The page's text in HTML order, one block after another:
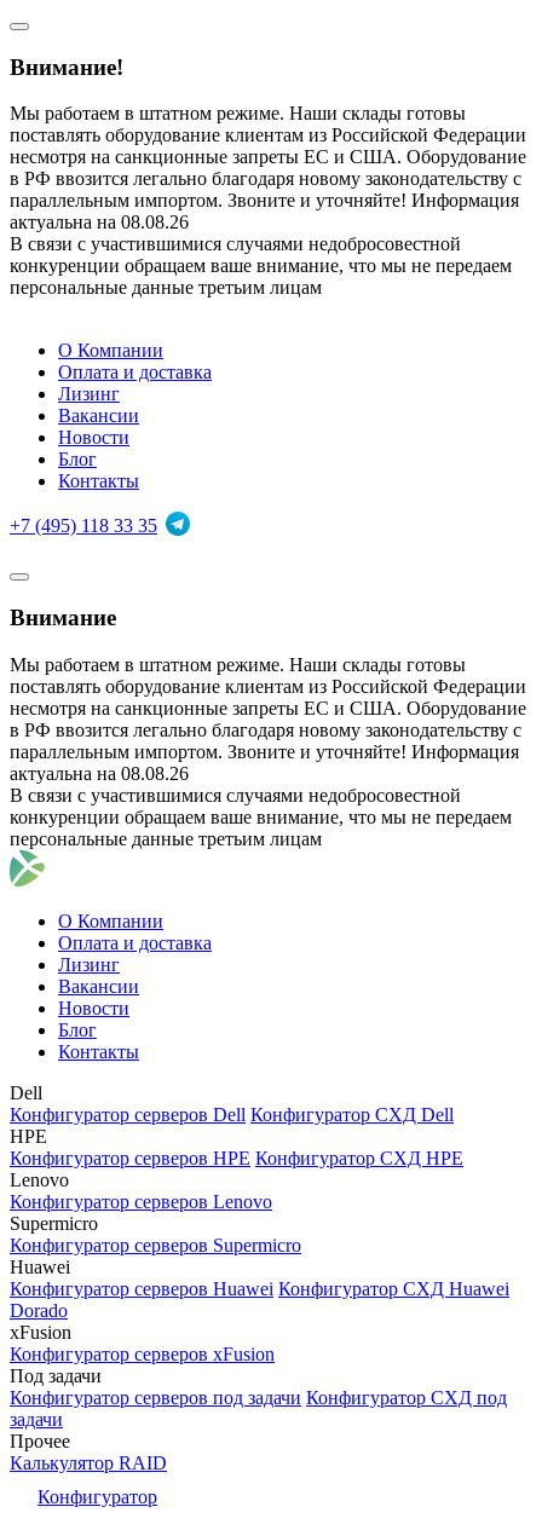
Внимание!
Мы работаем в штатном режиме. Наши склады готовы
поставлять оборудование клиентам из Российской Федерации
несмотря на санкционные запреты ЕС и США. Оборудование
в РФ ввозится легально благодаря новому законодательству с
параллельным импортом. Звоните и уточняйте! Информация
актуальна на 08.08.26
В связи с участившимися случаями недобросовестной
конкуренции обращаем ваше внимание, что мы не передаем
персональные данные третьим лицам
О Компании
Оплата и доставка
Лизинг
Вакансии
Новости
Блог
Контакты
+7 (495) 118 33 35
Внимание
Мы работаем в штатном режиме. Наши склады готовы
поставлять оборудование клиентам из Российской Федерации
несмотря на санкционные запреты ЕС и США. Оборудование
в РФ ввозится легально благодаря новому законодательству с
параллельным импортом. Звоните и уточняйте! Информация
актуальна на 08.08.26
В связи с участившимися случаями недобросовестной
конкуренции обращаем ваше внимание, что мы не передаем
персональные данные третьим лицам
О Компании
Оплата и доставка
Лизинг
Вакансии
Новости
Блог
Контакты
Dell
Конфигуратор серверов Dell Конфигуратор СХД Dell
HPE
Конфигуратор серверов HPE Конфигуратор СХД HPE
Lenovo
Конфигуратор серверов Lenovo
Supermicro
Конфигуратор серверов Supermicro
Huawei
Конфигуратор серверов Huawei Конфигуратор СХД Huawei
Dorado
xFusion
Конфигуратор серверов xFusion
Под задачи
Конфигуратор серверов под задачи Конфигуратор СХД под
задачи
Прочее
Калькулятор RAID
Конфигуратор